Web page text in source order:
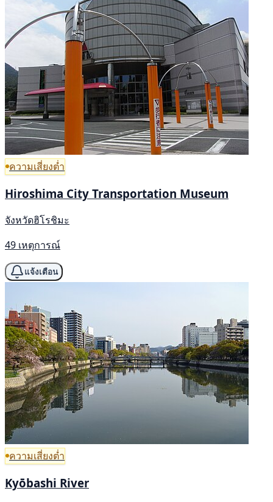
ความเสี่ยงต่ำ
Hiroshima City Transportation Museum
จังหวัดฮิโรชิมะ
49 เหตุการณ์
แจ้งเตือน
ความเสี่ยงต่ำ
Kyōbashi River